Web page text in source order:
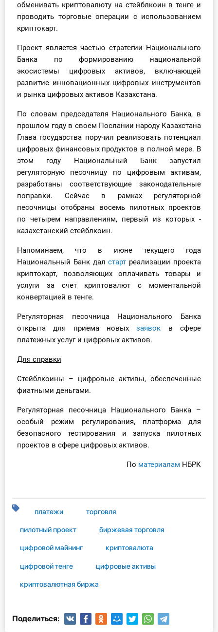
Обучение
Тарифы
Тестирование для
бухгалтера
обменивать криптовалюту на стейблкоин в тенге и
проводить торговые операции с использованием
криптокарт.
Проект является частью стратегии Национального
Банка по формированию национальной
экосистемы цифровых активов, включающей
развитие инновационных цифровых инструментов
и рынка цифровых активов Казахстана.
По словам председателя Национального Банка, в
прошлом году в своем Послании народу Казахстана
Глава государства поручил реализовать потенциал
цифровых финансовых продуктов в полной мере. В
этом году Национальный Банк запустил
регуляторную песочницу по цифровым активам,
разработаны соответствующие законодательные
поправки. Сейчас в рамках регуляторной
песочницы отобраны восемь пилотных проектов
по четырем направлениям, первый из которых -
казахстанский стейблкоин.
Напоминаем, что в июне текущего года
Национальный Банк далстарт реализации проекта
криптокарт, позволяющих оплачивать товары и
услуги за счет криптовалют с моментальной
конвертацией в тенге.
Регуляторная песочница Национального Банка
открыта для приема новыхзаявок в сфере
платежных услуг и цифровых активов.
Для справки
Стейблкоины – цифровые активы, обеспеченные
фиатными деньгами.
Регуляторная песочница Национального Банка –
особый режим регулирования, платформа для
безопасного тестирования и запуска пилотных
проектов в сфере цифровых активов.
По материалам НБРК
платежи торговля
пилотный проект биржевая торговля
цифровой майнинг криптовалюта
цифровой тенге цифровые активы
криптовалютная биржа
Поделиться: